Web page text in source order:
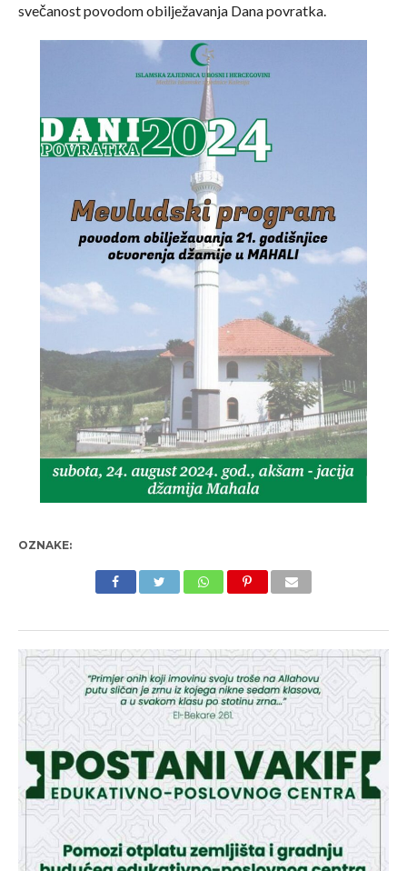
svečanost povodom obilježavanja Dana povratka.
OZNAKE: